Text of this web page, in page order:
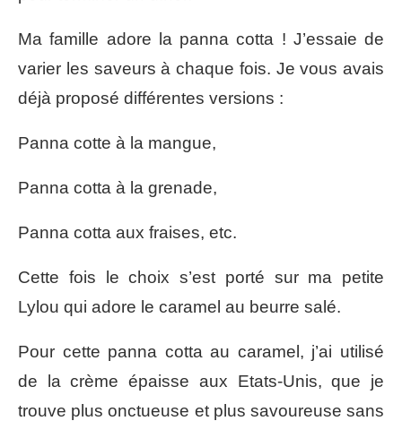
Ma famille adore la panna cotta ! J’essaie de
varier les saveurs à chaque fois. Je vous avais
déjà proposé différentes versions :
Panna cotte à la mangue,
Panna cotta à la grenade,
Panna cotta aux fraises, etc.
Cette fois le choix s’est porté sur ma petite
Lylou qui adore le caramel au beurre salé.
Pour cette panna cotta au caramel, j’ai utilisé
de la crème épaisse aux Etats-Unis, que je
trouve plus onctueuse et plus savoureuse sans